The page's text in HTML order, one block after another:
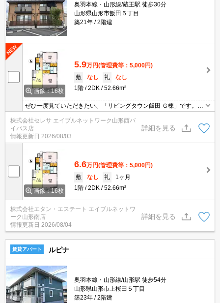
奥羽本線・山形線/蔵王駅 徒歩30分
山形県山形市飯田５丁目
築21年
2階建
画像：16枚
5.9万円(管理費等：5,000円)
敷
なし 礼
なし
1階
2DK 52.66m²
ぜひ一度見ていただきたい、「リビングタウン飯田 Ｇ棟」です。来
客時にはTVインターホンで訪問者の顔を確認することができます。
収納はクロゼット・シューズボックスなど豊富なので、広々と空間
を利用することも可能です。独立洗面台を採用しているので床が水
で濡れたり鏡が曇ったりしにくく、清潔な状態を保ちやすくなって
おります。
株式会社セレサ エイブルネットワーク山形西バ
イパス店
情報更新日 2026/08/03
詳細を見る
画像：16枚
6.6万円(管理費等：5,000円)
敷
なし 礼
1ヶ月
1階
2DK 52.66m²
株式会社エタン・エステート エイブルネットワ
ーク山形南店
情報更新日 2026/08/04
詳細を見る
賃貸アパート ルピナ
奥羽本線・山形線/山形駅 徒歩54分
山形県山形市上桜田５丁目
築23年
2階建